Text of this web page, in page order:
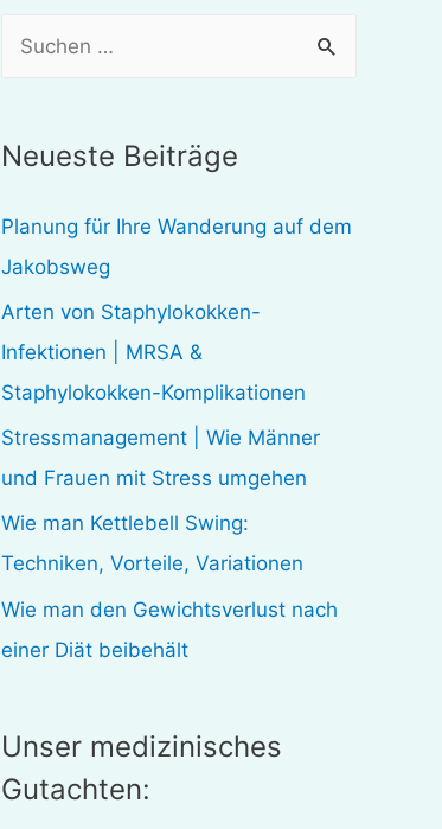
h
n
n
a
c
h
:
Neueste Beiträge
Planung für Ihre Wanderung auf dem
Jakobsweg
Arten von Staphylokokken-
Infektionen | MRSA &
Staphylokokken-Komplikationen
Stressmanagement | Wie Männer
und Frauen mit Stress umgehen
Wie man Kettlebell Swing:
Techniken, Vorteile, Variationen
Wie man den Gewichtsverlust nach
einer Diät beibehält
Unser medizinisches
Gutachten: